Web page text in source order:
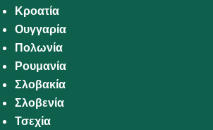
Κροατία
Ουγγαρία
Πολωνία
Ρουμανία
Σλοβακία
Σλοβενία
Τσεχία